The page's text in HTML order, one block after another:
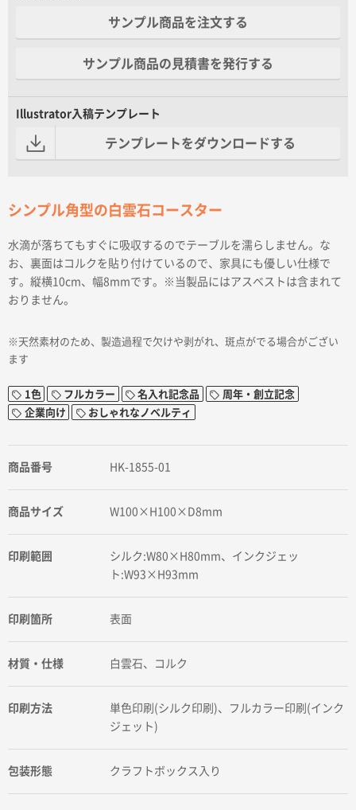
サンプル商品を注文する
サンプル商品の見積書を発行する
Illustrator入稿テンプレート
テンプレートをダウンロードする
シンプル角型の白雲石コースター
水滴が落ちてもすぐに吸収するのでテーブルを濡らしません。な
お、裏面はコルクを貼り付けているので、家具にも優しい仕様で
す。縦横10cm、幅8mmです。※当製品にはアスベストは含まれて
おりません。
※天然素材のため、製造過程で欠けや剥がれ、斑点がでる場合がござい
ます
1色 フルカラー 名入れ記念品
周年・創立記念
企業向け
おしゃれなノベルティ
商品番号 HK-1855-01
商品サイズ W100×H100×D8mm
印刷範囲
シルク:W80×H80mm、インクジェッ
ト:W93×H93mm
印刷箇所 表面
材質・仕様 白雲石、コルク
印刷方法
単色印刷(シルク印刷)、フルカラー印刷(インク
ジェット)
包装形態 クラフトボックス入り